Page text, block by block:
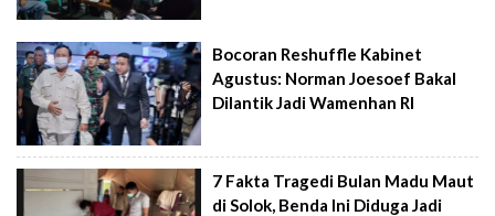
Bocoran Reshuffle Kabinet
Agustus: Norman Joesoef Bakal
Dilantik Jadi Wamenhan RI
7 Fakta Tragedi Bulan Madu Maut
di Solok, Benda Ini Diduga Jadi